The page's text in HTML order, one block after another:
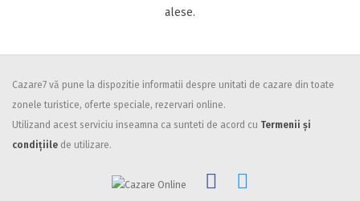
Facilități
Internet wireless
Plata cu cardul
alese.
Cazare7 vă pune la dispozitie informatii despre unitati de cazare din toate
zonele turistice, oferte speciale, rezervari online.
Utilizand acest serviciu inseamna ca sunteti de acord cu Termenii și
condițiile de utilizare.